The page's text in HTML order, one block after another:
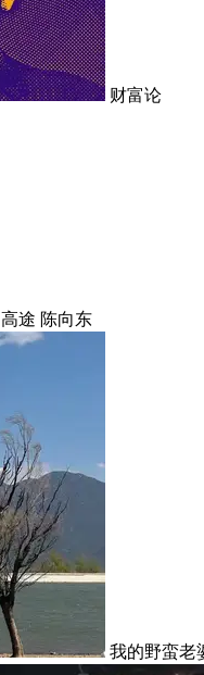
财富论
高途 陈向东
我的野蛮老